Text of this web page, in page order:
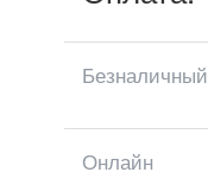
Безналичный
Онлайн